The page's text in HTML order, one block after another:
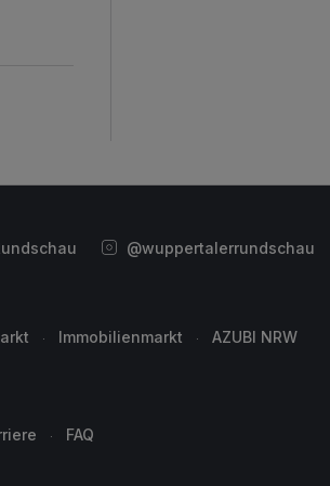
@wuppertalerrundschau
Immobilienmarkt AZUBI NRW
FAQ